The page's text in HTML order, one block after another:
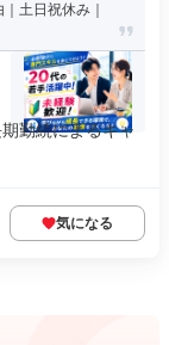
土日祝休み｜
勤続によるキャ
気になる